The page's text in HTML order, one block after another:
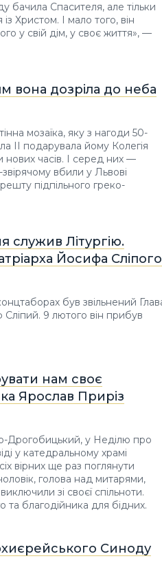
бачила Спасителя, але тільки
Христом. І мало того, він
у свій дім, у своє життя», —
вона дозріла до неба
мозаїка, яку з нагоди 50-
ІІ подарувала йому Колегія
нових часів. І серед них —
вбили у Львові
підпільного греко-
служив Літургію.
Йосифа Сліпого
був звільнений
9 лютого він прибув
нам своє
Ярослав Приріз
Дрогобицький, у Неділю про
у катедральному храмі
вірних ще раз поглянути
голова над митарями,
зі своєї спільноти.
та благодійника для бідних.
Синоду